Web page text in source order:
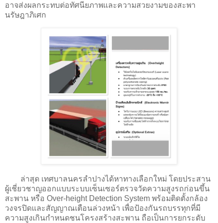
อาจส่งผลกระทบต่อทัศนียภาพและความสวยงามของสะพา
นรัษฎาภิเศก
ล่าสุด เทศบาลนครลำปางได้หาทางเลือกใหม่ โดยประสาน
ผู้เชี่ยวชาญออกแบบระบบเซ็นเซอร์ตรวจวัดความสูงรถก่อนขึ้น
สะพาน หรือ Over-height Detection System พร้อมติดตั้งกล้อง
วงจรปิดและสัญญาณเตือนล่วงหน้า เพื่อป้องกันรถบรรทุกที่มี
ความสูงเกินกำหนดชนโครงสร้างสะพาน ถือเป็นการยกระดับ